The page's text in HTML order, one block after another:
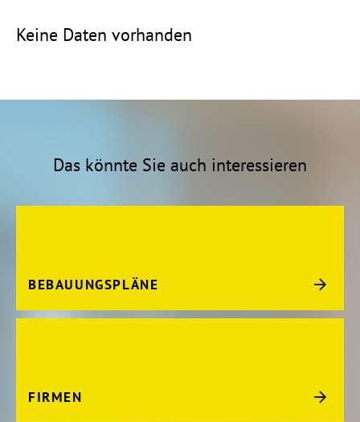
Keine Daten vorhanden
Das könnte Sie auch interessieren
BEBAUUNGSPLÄNE
FIRMEN